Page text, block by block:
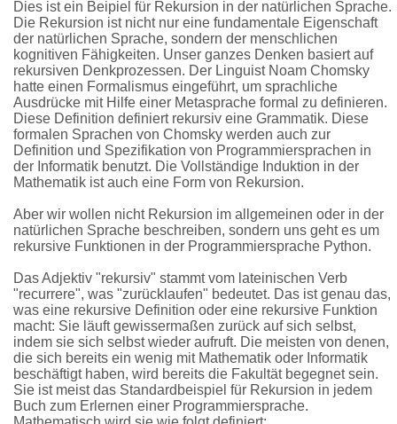
Dies ist ein Beipiel für Rekursion in der natürlichen Sprache.
Die Rekursion ist nicht nur eine fundamentale Eigenschaft
der natürlichen Sprache, sondern der menschlichen
kognitiven Fähigkeiten. Unser ganzes Denken basiert auf
rekursiven Denkprozessen. Der Linguist Noam Chomsky
hatte einen Formalismus eingeführt, um sprachliche
Ausdrücke mit Hilfe einer Metasprache formal zu definieren.
Diese Definition definiert rekursiv eine Grammatik. Diese
formalen Sprachen von Chomsky werden auch zur
Definition und Spezifikation von Programmiersprachen in
der Informatik benutzt. Die Vollständige Induktion in der
Mathematik ist auch eine Form von Rekursion.
Aber wir wollen nicht Rekursion im allgemeinen oder in der
natürlichen Sprache beschreiben, sondern uns geht es um
rekursive Funktionen in der Programmiersprache Python.
Das Adjektiv "rekursiv" stammt vom lateinischen Verb
"recurrere", was "zurücklaufen" bedeutet. Das ist genau das,
was eine rekursive Definition oder eine rekursive Funktion
macht: Sie läuft gewissermaßen zurück auf sich selbst,
indem sie sich selbst wieder aufruft. Die meisten von denen,
die sich bereits ein wenig mit Mathematik oder Informatik
beschäftigt haben, wird bereits die Fakultät begegnet sein.
Sie ist meist das Standardbeispiel für Rekursion in jedem
Buch zum Erlernen einer Programmiersprache.